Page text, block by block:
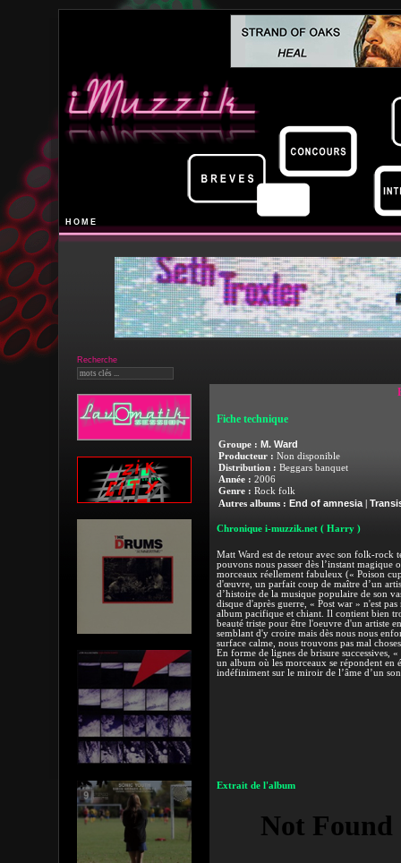
HOME
Recherche
Fiche technique
Groupe : M. Ward
Producteur : Non disponible
Distribution : Beggars banquet
Année : 2006
Genre : Rock folk
Autres albums : End of amnesia|
Chronique i-muzzik.net ( Harry )
Matt Ward est de retour avec son folk-rock
pouvons nous passer dès l’instant magique
morceaux réellement fabuleux (« Poison
d'œuvre, un parfait coup de maître d’un
d’histoire de la musique populaire de son
disque d'après guerre, « Post war » n'est
album pacifique et chiant. Il contient bien
beauté triste pour être l'oeuvre d'un artiste
semblant d'y croire mais dès nous nous
surface calme, nous trouvons pas mal
En forme de lignes de brisure successives,
un album où les morceaux se répondent en
indéfiniment sur le miroir de l’âme d’un
Extrait de l'album